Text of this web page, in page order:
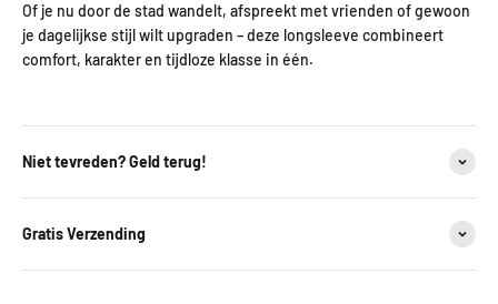
Of je nu door de stad wandelt, afspreekt met vrienden of gewoon
je dagelijkse stijl wilt upgraden – deze longsleeve combineert
comfort, karakter en tijdloze klasse in één.
Niet tevreden? Geld terug!
Gratis Verzending